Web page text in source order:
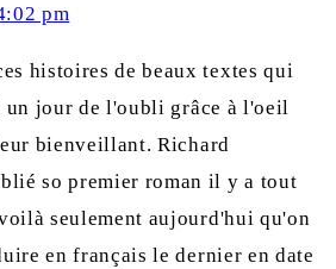
pm
histoires de beaux textes qui
jour de l'oubli grâce à l'oeil
bienveillant. Richard
so premier roman il y a tout
seulement aujourd'hui qu'on
en français le dernier en date